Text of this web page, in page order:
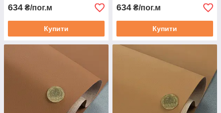
634 ₴/пог.м
Купити
634 ₴/пог.м
Купити